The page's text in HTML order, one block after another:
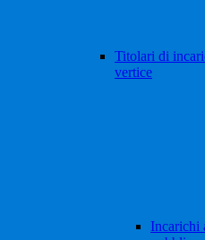
Titolari di
vertice
Incarichi